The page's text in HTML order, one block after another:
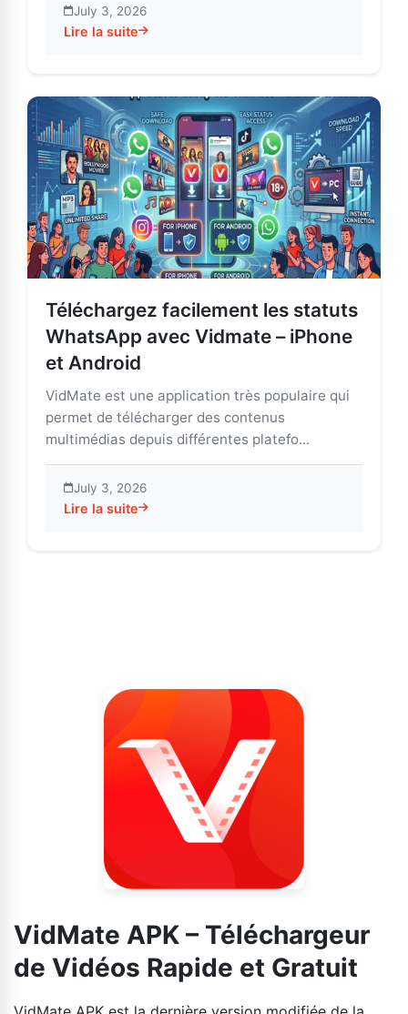
July 3, 2026
Lire la suite
about VidMate pour Windows : Téléchargement et
Téléchargez facilement les statuts
WhatsApp avec Vidmate – iPhone
et Android
VidMate est une application très populaire qui
permet de télécharger des contenus
multimédias depuis différentes platefo...
July 3, 2026
Lire la suite
about Téléchargez facilement les statuts WhatsApp
VidMate APK – Téléchargeur
de Vidéos Rapide et Gratuit